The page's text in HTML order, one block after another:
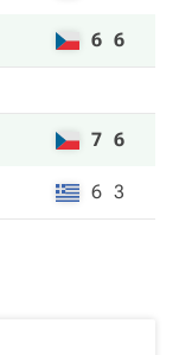
6 6
7 6
6 3